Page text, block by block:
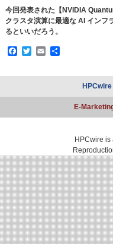
今回発表された【NVIDIA
クラスタ演算に最適な AI インフ
るといいだろう。
Facebook
TwitterEmail
共
E-
HPCwire is